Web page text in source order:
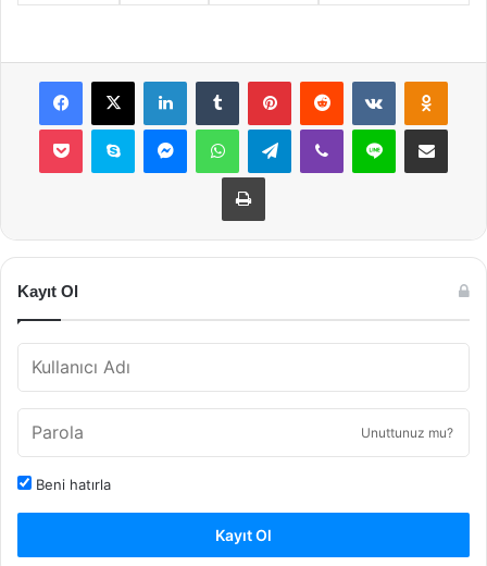
Facebook
X LinkedInTumblr PinterestReddit VKontakte
Pocket Skype MessengerWhatsAppTelegramViber Line E-Posta ile
Yazdır
Kayıt Ol
Unuttunuz mu?
Beni hatırla
Kayıt Ol